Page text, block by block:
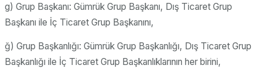
g) Grup Başkanı: Gümrük Grup Başkanı, Dış Ticaret Grup
Başkanı ile İç Ticaret Grup Başkanını,
ğ) Grup Başkanlığı: Gümrük Grup Başkanlığı, Dış Ticaret Grup
Başkanlığı ile İç Ticaret Grup Başkanlıklarının her birini,